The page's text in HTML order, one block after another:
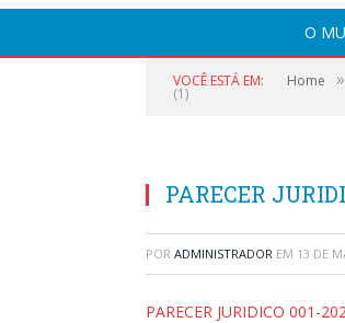
O
VOCÊ ESTÁ EM: Home »
(1)
PARECER
POR ADMINISTRADOR EM 13 DE
PARECER JURIDICO 001-